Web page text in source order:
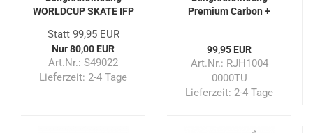
WORLDCUP SKATE IFP
Statt 99,95 EUR
Nur 80,00 EUR
Art.Nr.: S49022
Lieferzeit: 2-4 Tage
Premium Carbon +
99,95 EUR
Art.Nr.: RJH1004
0000TU
Lieferzeit: 2-4 Tage